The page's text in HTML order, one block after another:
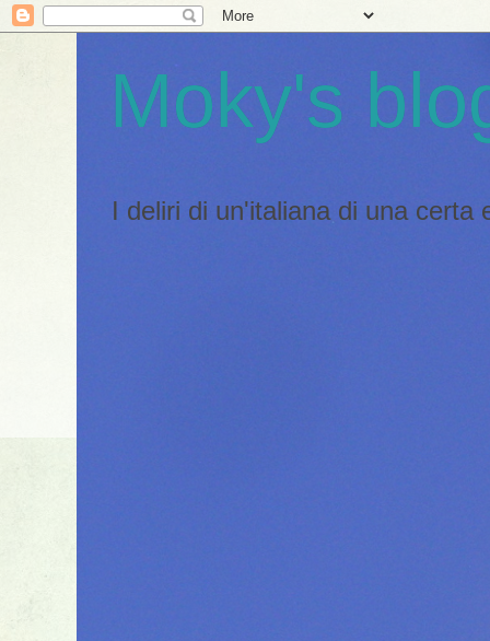
Moky's
I deliri di un'italiana di una certa